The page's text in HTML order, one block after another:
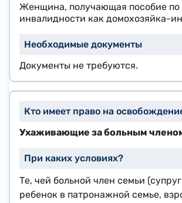
Женщина, получающая пособие по
инвалидности как домохозяйка-
Документы не требуются.
Ухаживающие за больным
Те, чей больной член семьи
ребенок в патронажной семье,